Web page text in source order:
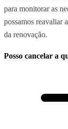
para monitorar as
possamos reavaliar
da renovação.
Posso cancelar a